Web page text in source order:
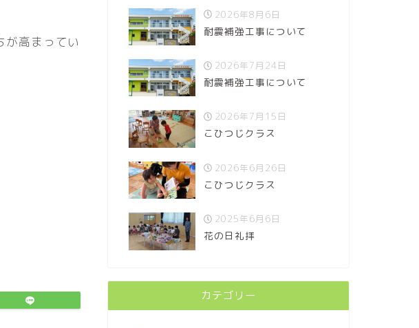
が高まってい
2026年8月6日
耐震補強工事について
2026年7月24日
耐震補強工事について
2026年7月15日
こひつじクラス
2026年6月26日
こひつじクラス
2025年6月6日
花の日礼拝
カテゴリー